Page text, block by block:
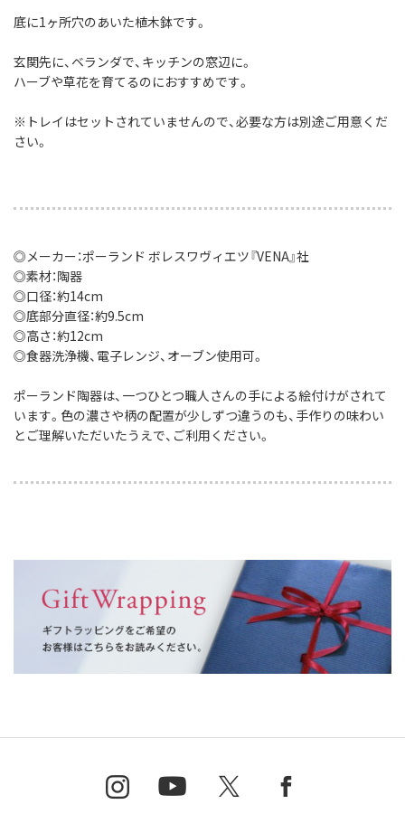
底に1ヶ所穴のあいた植木鉢です。
玄関先に、ベランダで、キッチンの窓辺に。
ハーブや草花を育てるのにおすすめです。
※トレイはセットされていませんので、必要な方は別途ご用意くだ
さい。
◎メーカー：ポーランド ボレスワヴィエツ『VENA』社
◎素材：陶器
◎口径：約14cm
◎底部分直径：約9.5cm
◎高さ：約12cm
◎食器洗浄機、電子レンジ、オーブン使用可。
ポーランド陶器は、一つひとつ職人さんの手による絵付けがされて
います。色の濃さや柄の配置が少しずつ違うのも、手作りの味わい
とご理解いただいたうえで、ご利用ください。